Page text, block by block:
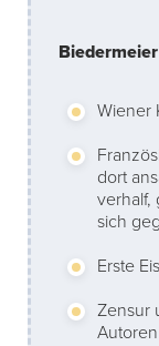
Wiener
dort
verhalf,
sich
Erste
Zensur